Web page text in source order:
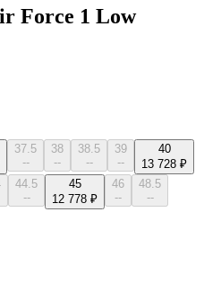
Force 1 Low
37.5
--
38
--
38.5
--
39
--
40
13 728 ₽
44.5
--
45
12 778 ₽
46
--
48.5
--